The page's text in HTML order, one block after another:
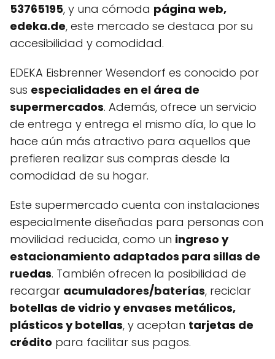
53765195, y una cómoda página web,
edeka.de, este mercado se destaca por su
accesibilidad y comodidad.
EDEKA Eisbrenner Wesendorf es conocido por
sus especialidades en el área de
supermercados. Además, ofrece un servicio
de entrega y entrega el mismo día, lo que lo
hace aún más atractivo para aquellos que
prefieren realizar sus compras desde la
comodidad de su hogar.
Este supermercado cuenta con instalaciones
especialmente diseñadas para personas con
movilidad reducida, como un ingreso y
estacionamiento adaptados para sillas de
ruedas. También ofrecen la posibilidad de
recargar acumuladores/baterías, reciclar
botellas de vidrio y envases metálicos,
plásticos y botellas, y aceptan tarjetas de
crédito para facilitar sus pagos.